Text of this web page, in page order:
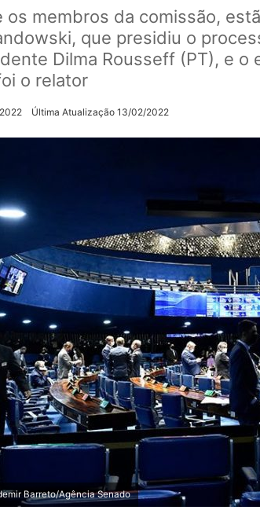
os membros da comissão,
que presidiu o
Dilma Rousseff (PT), e o
o relator
Última Atualização 13/02/2022
Barreto/Agência Senado